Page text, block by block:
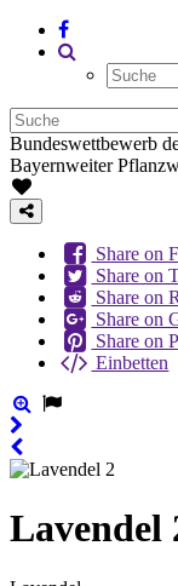
Bundeswettbewerb
Bayernweiter
Share on
Share on
Share on
Share on
Share on
Einbetten
Lavendel